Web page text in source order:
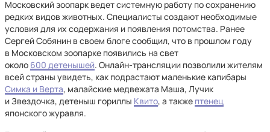
Московский зоопарк ведет системную работу по сохранению
редких видов животных. Специалисты создают необходимые
условия для их содержания и появления потомства. Ранее
Сергей Собянин в своем блоге сообщил, что в прошлом году
в Московском зоопарке появились на свет
около 600 детенышей. Онлайн-трансляции позволили жителям
всей страны увидеть, как подрастают маленькие капибары
Симка и Верта, малайские медвежата Маша, Лучик
и Звездочка, детеныш гориллы Квито, а также птенец
японского журавля.